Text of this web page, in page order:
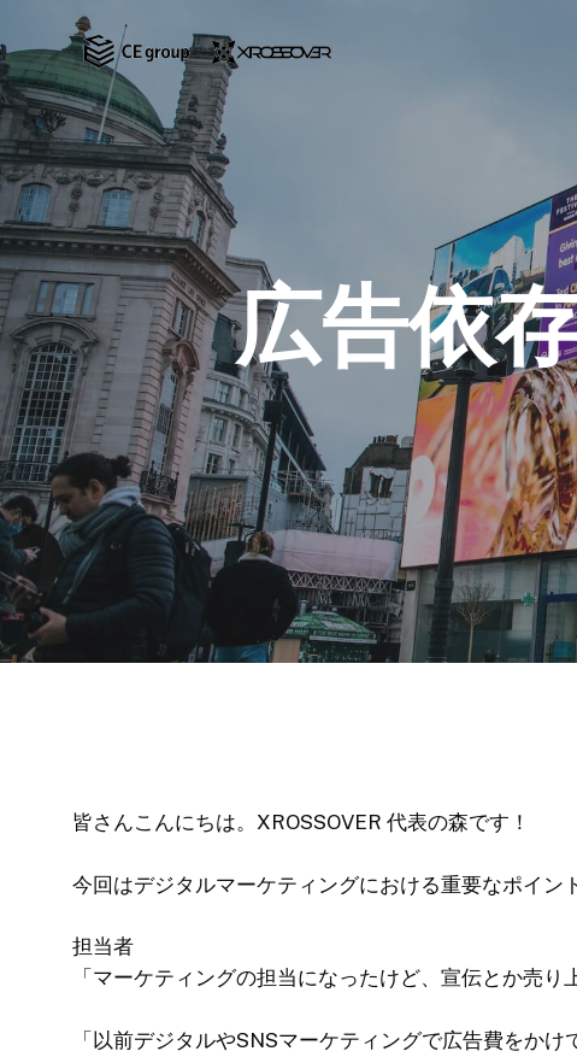
to
main
content
広告依
皆さんこんにちは。XROSSOVER 代表の森です！
今回はデジタルマーケティングにおける重要なポイン
担当者
「マーケティングの担当になったけど、宣伝とか売り
「以前デジタルやSNSマーケティングで広告費をか